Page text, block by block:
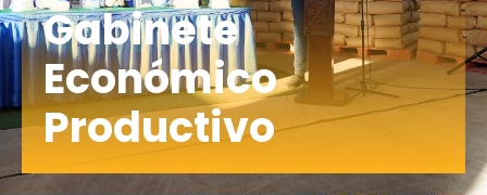
Gabinete
Económico
Productivo